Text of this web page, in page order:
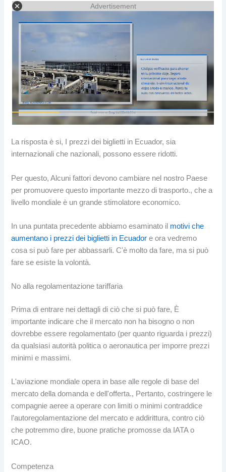
Advertisement
La risposta è si, I prezzi dei biglietti in Ecuador, sia
internazionali che nazionali, possono essere ridotti.
Per questo, Alcuni fattori devono cambiare nel nostro Paese
per promuovere questo importante mezzo di trasporto., che a
livello mondiale è un grande stimolatore economico.
In una puntata precedente abbiamo esaminato il motivi che
aumentano i prezzi dei biglietti in Ecuador e ora vedremo
cosa si può fare per abbassarli. C'è molto da fare, ma si può
fare se esiste la volontà.
No alla regolamentazione tariffaria
Prima di entrare nei dettagli di ciò che si può fare, È
importante indicare che il mercato non ha bisogno o non
dovrebbe essere regolamentato (per quanto riguarda i prezzi)
da qualsiasi autorità politica o aeronautica per imporre prezzi
minimi e massimi.
L'aviazione mondiale opera in base alle regole di base del
mercato della domanda e dell'offerta., Pertanto, costringere le
compagnie aeree a operare con limiti o minimi contraddice
l’autoregolamentazione del mercato e addirittura, contro ciò
che potremmo dire, buone pratiche promosse da IATA o
ICAO.
Competenza